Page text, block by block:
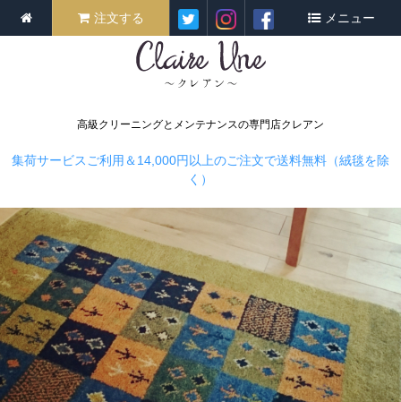
高級クリーニングとメンテナンスの専門店クレアン
注文する メニュー
集荷サービスご利用＆14,000円以上のご注文で送料無料（絨毯を除
く）